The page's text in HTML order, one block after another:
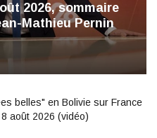
2026, sommaire
Mathieu Pernin
belles" en Bolivie sur France
août 2026 (vidéo)